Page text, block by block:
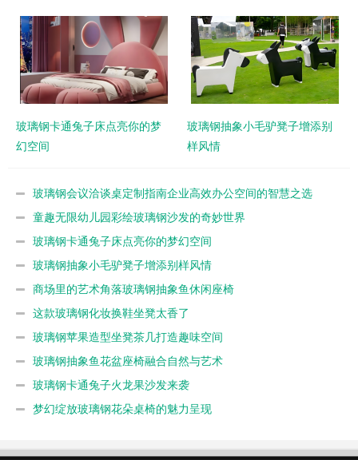
玻璃钢卡通兔子床点亮你的梦
幻空间
玻璃钢抽象小毛驴凳子增添别
样风情
玻璃钢会议洽谈桌定制指南企业高效办公空间的智慧之选
童趣无限幼儿园彩绘玻璃钢沙发的奇妙世界
玻璃钢卡通兔子床点亮你的梦幻空间
玻璃钢抽象小毛驴凳子增添别样风情
商场里的艺术角落玻璃钢抽象鱼休闲座椅
这款玻璃钢化妆换鞋坐凳太香了
玻璃钢苹果造型坐凳茶几打造趣味空间
玻璃钢抽象鱼花盆座椅融合自然与艺术
玻璃钢卡通兔子火龙果沙发来袭
梦幻绽放玻璃钢花朵桌椅的魅力呈现